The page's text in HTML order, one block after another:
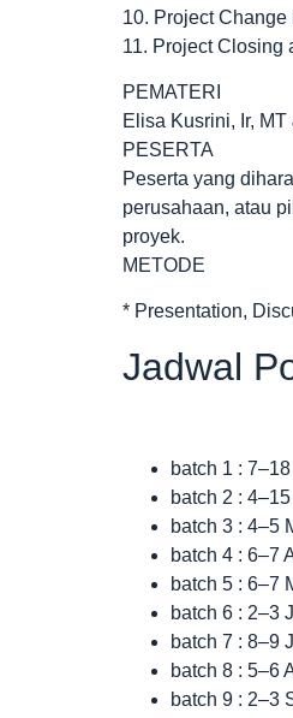
10. Project Change
11. Project Closing
PEMATERI
Elisa Kusrini, Ir, MT
PESERTA
Peserta yang
perusahaan, atau
proyek.
METODE
* Presentation,
Jadwal
batch 1 :
batch 2 :
batch 3 : 4–5
batch 4 : 6–7
batch 5 : 6–7
batch 6 : 2–3
batch 7 : 8–9
batch 8 : 5–6
batch 9 : 2–3